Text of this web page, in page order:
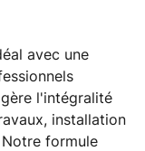
avec une
gère l'intégralité
, installation
Notre formule